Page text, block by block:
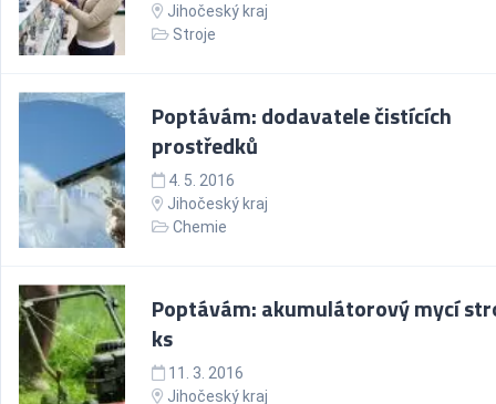
Jihočeský kraj
Stroje
Poptávám: dodavatele čistících
prostředků
4. 5. 2016
Jihočeský kraj
Chemie
Poptávám: akumulátorový mycí
ks
11. 3. 2016
Jihočeský kraj